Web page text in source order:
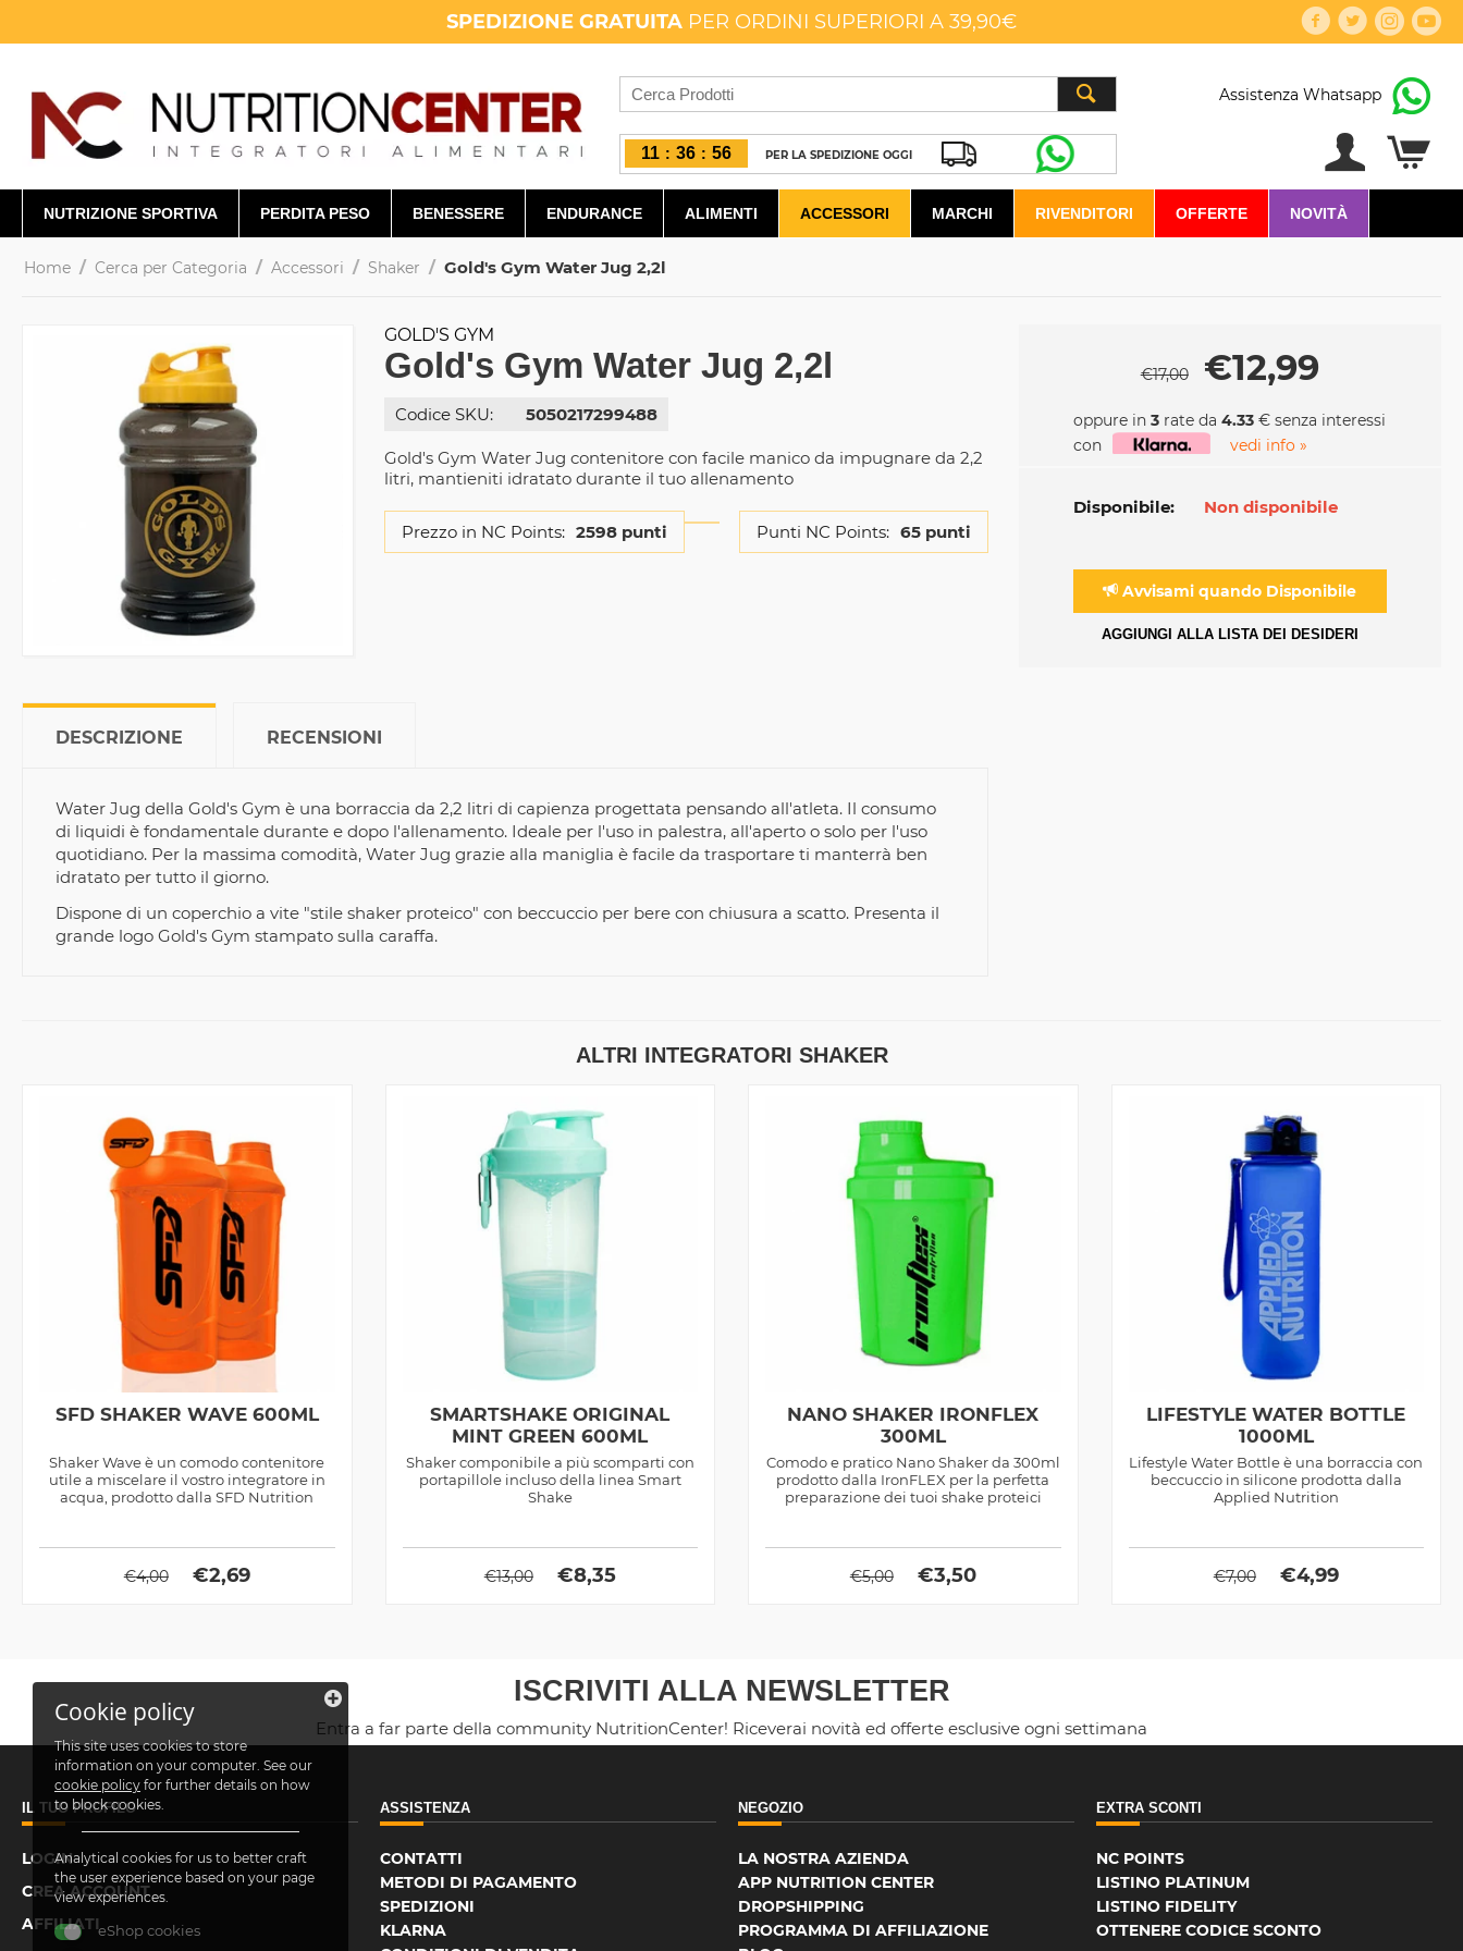
SPEDIZIONE GRATUITA PER ORDINI SUPERIORI A 39,90€
11 : 36 : 55 PER LA SPEDIZIONE OGGI
Assistenza Whatsapp
NUTRIZIONE SPORTIVA PERDITA PESO BENESSERE ENDURANCE ALIMENTI ACCESSORI MARCHI RIVENDITORI OFFERTE NOVITÀ
Home / Cerca per Categoria / Accessori / Shaker / Gold's Gym Water Jug 2,2l
GOLD'S GYM
Gold's Gym Water Jug 2,2l
Codice SKU: 5050217299488
Gold's Gym Water Jug contenitore con facile manico da impugnare da 2,2
litri, mantieniti idratato durante il tuo allenamento
Prezzo in NC Points: 2598 punti Punti NC Points: 65 punti
€17,00 €12,99
oppure in 3rate da 4.33€ senza interessi
con
vedi info »
Disponibile: Non disponibile
Avvisami quando Disponibile
AGGIUNGI ALLA LISTA DEI DESIDERI
DESCRIZIONE RECENSIONI
Water Jug della Gold's Gym è una borraccia da 2,2 litri di capienza progettata pensando all'atleta. Il consumo
di liquidi è fondamentale durante e dopo l'allenamento. Ideale per l'uso in palestra, all'aperto o solo per l'uso
quotidiano. Per la massima comodità, Water Jug grazie alla maniglia è facile da trasportare ti manterrà ben
idratato per tutto il giorno.
Dispone di un coperchio a vite "stile shaker proteico" con beccuccio per bere con chiusura a scatto. Presenta il
grande logo Gold's Gym stampato sulla caraffa.
ALTRI INTEGRATORI SHAKER
SFD SHAKER WAVE 600ML
Shaker Wave è un comodo contenitore
utile a miscelare il vostro integratore in
acqua, prodotto dalla SFD Nutrition
€4,00 €2,69
SMARTSHAKE ORIGINAL
MINT GREEN 600ML
Shaker componibile a più scomparti con
portapillole incluso della linea Smart
Shake
€13,00 €8,35
NANO SHAKER IRONFLEX
300ML
Comodo e pratico Nano Shaker da 300ml
prodotto dalla IronFLEX per la perfetta
preparazione dei tuoi shake proteici
€5,00 €3,50
LIFESTYLE WATER BOTTLE
1000ML
Lifestyle Water Bottle è una borraccia con
beccuccio in silicone prodotta dalla
Applied Nutrition
€7,00 €4,99
ISCRIVITI ALLA NEWSLETTER
Entra a far parte della community NutritionCenter! Riceverai novità ed offerte esclusive ogni settimana
IL TUO PROFILO
LOGIN
CREA ACCOUNT
AFFILIATI
ASSISTENZA
CONTATTI
METODI DI PAGAMENTO
SPEDIZIONI
KLARNA
NEGOZIO
LA NOSTRA AZIENDA
APP NUTRITION CENTER
DROPSHIPPING
PROGRAMMA DI AFFILIAZIONE
EXTRA SCONTI
NC POINTS
LISTINO PLATINUM
LISTINO FIDELITY
OTTENERE CODICE SCONTO
Cookie policy
This site uses cookies to store
information on your computer. See our
cookie policy for further details on how
to block cookies.
Analytical cookies for us to better craft
the user experience based on your page
view experiences.
eShop cookies